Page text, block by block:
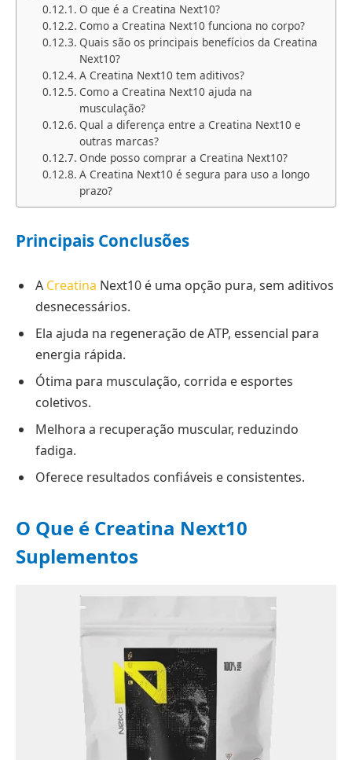
O que é a Creatina Next10?
Como a Creatina Next10 funciona no corpo?
Quais são os principais benefícios da Creatina
Next10?
A Creatina Next10 tem aditivos?
Como a Creatina Next10 ajuda na
musculação?
Qual a diferença entre a Creatina Next10 e
outras marcas?
Onde posso comprar a Creatina Next10?
A Creatina Next10 é segura para uso a longo
prazo?
Principais Conclusões
A Creatina Next10 é uma opção pura, sem aditivos
desnecessários.
Ela ajuda na regeneração de ATP, essencial para
energia rápida.
Ótima para musculação, corrida e esportes
coletivos.
Melhora a recuperação muscular, reduzindo
fadiga.
Oferece resultados confiáveis e consistentes.
O Que é Creatina Next10
Suplementos